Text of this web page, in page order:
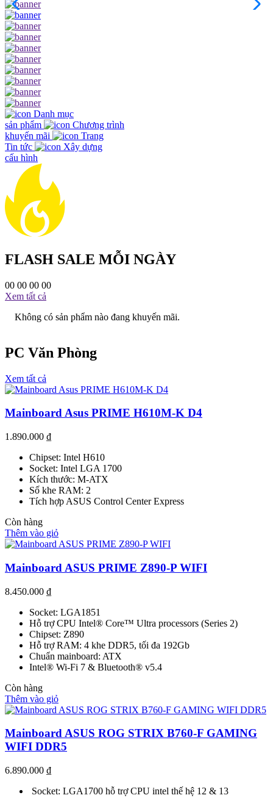
Danh mục
sản phẩm
Chương trình
khuyến mãi
Trang
Tin tức
Xây dựng
cấu hình
FLASH SALE MỖI NGÀY
00 00 00 00
Xem tất cả
Không có sản phẩm nào đang khuyến mãi.
PC Văn Phòng
Xem tất cả
Mainboard Asus PRIME H610M-K D4
1.890.000 ₫
Chipset: Intel H610
Socket: Intel LGA 1700
Kích thước: M-ATX
Số khe RAM: 2
Tích hợp ASUS Control Center Express
Còn hàng
Thêm vào giỏ
Mainboard ASUS PRIME Z890-P WIFI
8.450.000 ₫
Socket: LGA1851
Hỗ trợ CPU Intel® Core™ Ultra processors (Series 2)
Chipset: Z890
Hỗ trợ RAM: 4 khe DDR5, tối đa 192Gb
Chuẩn mainboard: ATX
Intel® Wi-Fi 7 & Bluetooth® v5.4
Còn hàng
Thêm vào giỏ
Mainboard ASUS ROG STRIX B760-F GAMING
WIFI DDR5
6.890.000 ₫
Socket: LGA1700 hỗ trợ CPU intel thế hệ 12 & 13